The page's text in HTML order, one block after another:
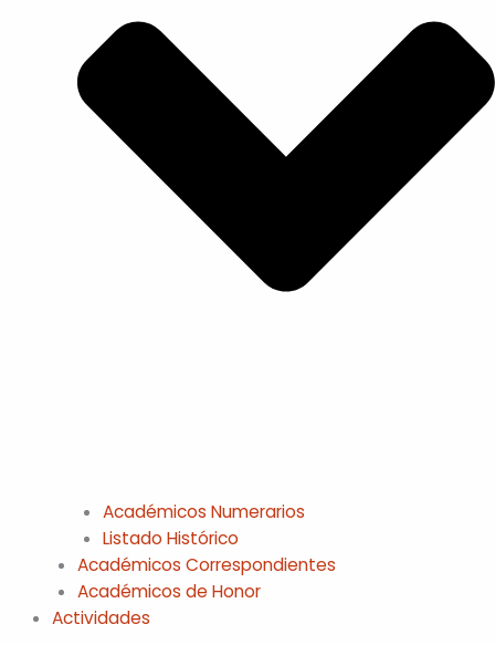
Académicos Numerarios
Listado Histórico
Académicos Correspondientes
Académicos de Honor
Actividades